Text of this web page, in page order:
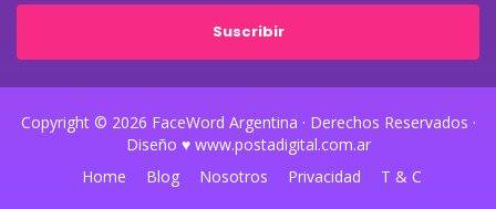
Suscribir
Copyright © 2026 FaceWord Argentina · Derechos Reservados ·
Diseño ♥ www.postadigital.com.ar
Home
Blog Nosotros Privacidad T & C